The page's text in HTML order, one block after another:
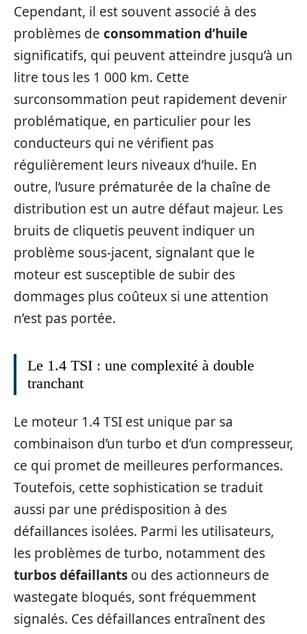
Cependant, il est souvent associé à des
problèmes de consommation d’huile
significatifs, qui peuvent atteindre jusqu’à un
litre tous les 1 000 km. Cette
surconsommation peut rapidement devenir
problématique, en particulier pour les
conducteurs qui ne vérifient pas
régulièrement leurs niveaux d’huile. En
outre, l’usure prématurée de la chaîne de
distribution est un autre défaut majeur. Les
bruits de cliquetis peuvent indiquer un
problème sous-jacent, signalant que le
moteur est susceptible de subir des
dommages plus coûteux si une attention
n’est pas portée.
Le 1.4 TSI : une complexité à double
tranchant
Le moteur 1.4 TSI est unique par sa
combinaison d’un turbo et d’un compresseur,
ce qui promet de meilleures performances.
Toutefois, cette sophistication se traduit
aussi par une prédisposition à des
défaillances isolées. Parmi les utilisateurs,
les problèmes de turbo, notamment des
turbos défaillants ou des actionneurs de
wastegate bloqués, sont fréquemment
signalés. Ces défaillances entraînent des